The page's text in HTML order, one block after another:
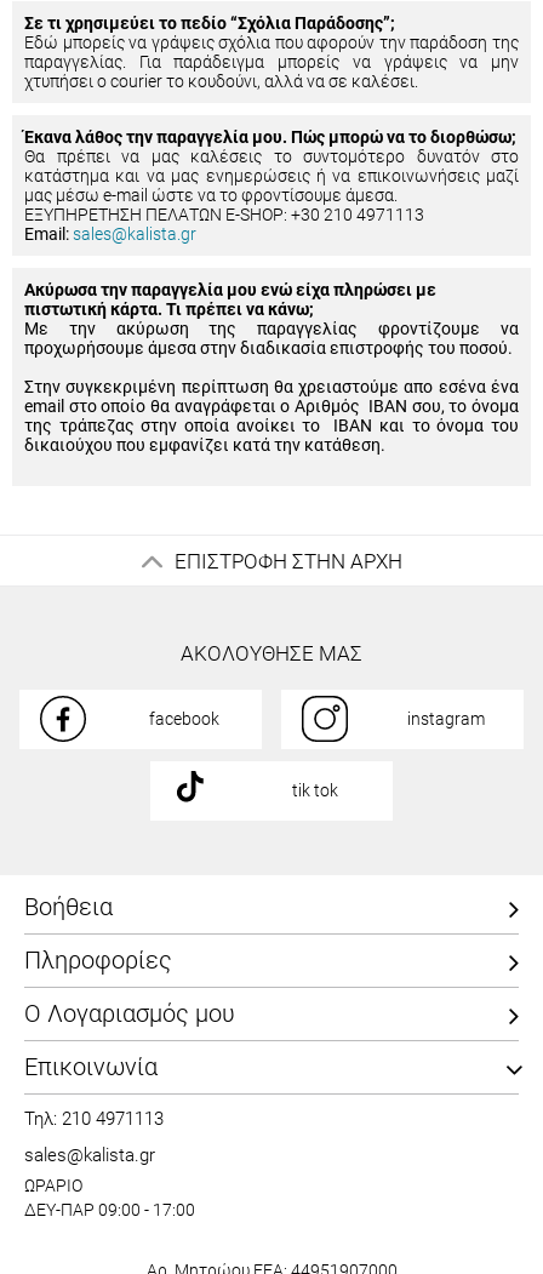
Σε τι χρησιμεύει το πεδίο “Σχόλια Παράδοσης”;
Εδώ μπορείς να γράψεις σχόλια που αφορούν την παράδοση της
παραγγελίας. Για παράδειγμα μπορείς να γράψεις να μην
χτυπήσει ο courier το κουδούνι, αλλά να σε καλέσει.
Έκανα λάθος την παραγγελία μου. Πώς μπορώ να το διορθώσω;
Θα πρέπει να μας καλέσεις το συντομότερο δυνατόν στο
κατάστημα και να μας ενημερώσεις ή να επικοινωνήσεις μαζί
μας μέσω e-mail ώστε να το φροντίσουμε άμεσα.
ΕΞΥΠΗΡΕΤΗΣΗ ΠΕΛΑΤΩΝ E-SHOP: +30 210 4971113
Email:sales@kalista.gr
Ακύρωσα την παραγγελία μου ενώ είχα πληρώσει με
πιστωτική κάρτα. Τι πρέπει να κάνω;
Με την ακύρωση της παραγγελίας φροντίζουμε να
προχωρήσουμε άμεσα στην διαδικασία επιστροφής του ποσού.
Στην συγκεκριμένη περίπτωση θα χρειαστούμε απο εσένα ένα
email στο οποίο θα αναγράφεται ο Αριθμός IBAN σου, το όνομα
της τράπεζας στην οποία ανοίκει το IBAN και το όνομα του
δικαιούχου που εμφανίζει κατά την κατάθεση.
ΕΠΙΣΤΡΟΦΗ ΣΤΗΝ ΑΡΧΗ
ΑΚΟΛΟΥΘΗΣΕ ΜΑΣ
facebook instagram
tik tok
Βοήθεια
Πληροφορίες
Ο Λογαριασμός μου
Επικοινωνία
Τηλ: 210 4971113
sales@kalista.gr
ΩΡΑΡΙΟ
ΔΕΥ-ΠΑΡ 09:00 - 17:00